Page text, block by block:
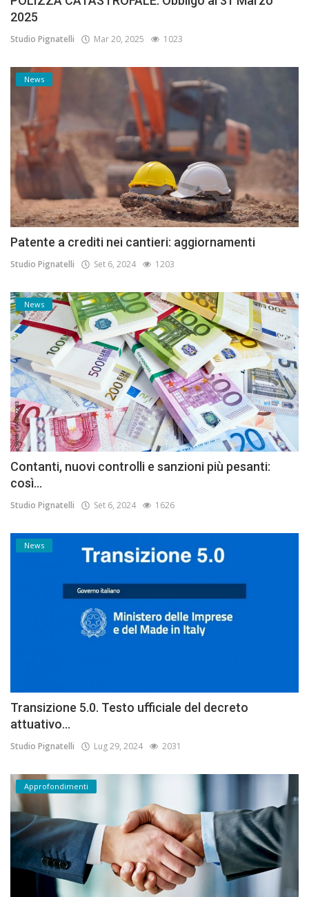
2025
Studio Pignatelli Mar 20, 2025 1023
News
Patente a crediti nei cantieri: aggiornamenti
Studio Pignatelli Set 6, 2024 1203
News
Contanti, nuovi controlli e sanzioni più pesanti:
così...
Studio Pignatelli Set 6, 2024 1626
News
Transizione 5.0. Testo ufficiale del decreto
attuativo...
Studio Pignatelli Lug 29, 2024 2031
Approfondimenti